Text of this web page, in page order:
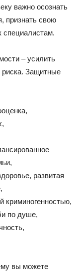
важно осознать
признать свою
специалистам.
– усилить
Защитные
развитая
криминогенностью,
по душе,
вы можете